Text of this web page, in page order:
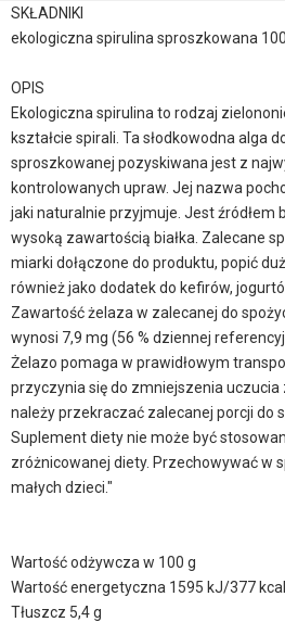
SKŁADNIKI
ekologiczna spirulina sproszkowana 100
OPIS
Ekologiczna spirulina to rodzaj
kształcie spirali. Ta słodkowodna alga
sproszkowanej pozyskiwana jest z
kontrolowanych upraw. Jej nazwa
jaki naturalnie przyjmuje. Jest źródłem
wysoką zawartością białka. Zalecane
miarki dołączone do produktu, popić
również jako dodatek do kefirów,
Zawartość żelaza w zalecanej do
wynosi 7,9 mg (56 % dziennej
Żelazo pomaga w prawidłowym
przyczynia się do zmniejszenia uczucia
należy przekraczać zalecanej porcji do
Suplement diety nie może być
zróżnicowanej diety. Przechowywać w
małych dzieci."
Wartość odżywcza w 100 g
Wartość energetyczna 1595 kJ/377 kcal
Tłuszcz 5,4 g